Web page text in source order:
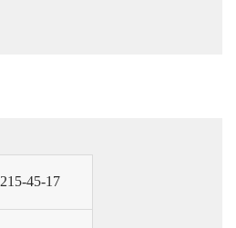
215-45-17